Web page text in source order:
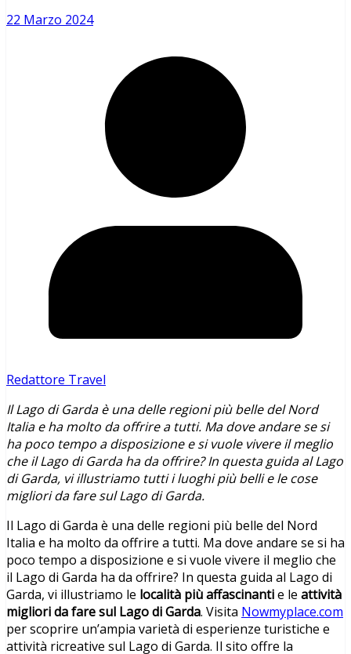
22 Marzo 2024
Redattore Travel
Il Lago di Garda è una delle regioni più belle del Nord
Italia e ha molto da offrire a tutti. Ma dove andare se si
ha poco tempo a disposizione e si vuole vivere il meglio
che il Lago di Garda ha da offrire? In questa guida al Lago
di Garda, vi illustriamo tutti i luoghi più belli e le cose
migliori da fare sul Lago di Garda.
Il Lago di Garda è una delle regioni più belle del Nord
Italia e ha molto da offrire a tutti. Ma dove andare se si ha
poco tempo a disposizione e si vuole vivere il meglio che
il Lago di Garda ha da offrire? In questa guida al Lago di
Garda, vi illustriamo le località più affascinantie le attività
migliori da fare sul Lago di Garda. Visita Nowmyplace.com
per scoprire un’ampia varietà di esperienze turistiche e
attività ricreative sul Lago di Garda. Il sito offre la